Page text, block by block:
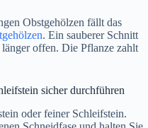
Obstgehölzen fällt das
. Ein sauberer Schnitt
offen. Die Pflanze zahlt
sicher durchführen
oder feiner Schleifstein.